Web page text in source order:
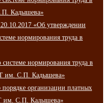
Кадышева»
«Об утверждении
нормирования труда в
нормирования труда в
им. С.П. Кадышева»
организации платных
им. С.П. Кадышева»